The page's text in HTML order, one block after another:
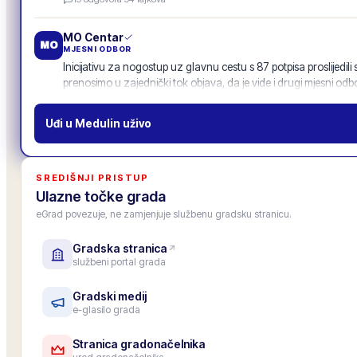
MO
MO Centar
MJESNI ODBOR
Inicijativu za nogostup uz glavnu cestu s 87 potpisa
prenosimo u zajednički tok objava, da je vide i drugi mjesni
11odgovora·52lajkova
Gradska osnovna škola
USTANOVA · ŠKOLA
Upis u 1. razred za školsku godinu 2026./27. je završen,
Roditeljski sastanak za roditelje budućih prvašića: 25. lipnja u
6odgovora· 33lajkova
PZ
Zamjenica gradonačelnika
ZAMJENICA GRADONAČELNIKA
četvrtak 19.6. u 18.00 (gradska vijećnica). Na stolu:
objave.
Uđi u Medulin uživo
SREDIŠNJI PRISTUP
Ulazne točke grada
eGrad povezuje, ne zamjenjuje službenu gradsku stranicu.
Gradska stranica
službeni portal grada
Gradski medij
e-glasilo grada
Stranica gradonačelnika